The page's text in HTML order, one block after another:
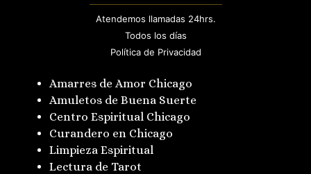
Atendemos llamadas 24hrs.
Todos los días
Política de Privacidad
Amarres de Amor Chicago
Amuletos de Buena Suerte
Centro Espiritual Chicago
Curandero en Chicago
Limpieza Espiritual
Lectura de Tarot